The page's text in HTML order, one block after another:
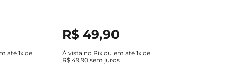
até1x de
R$ 49,90
À vista no Pix ou em até 1x de
R$ 49,90sem juros